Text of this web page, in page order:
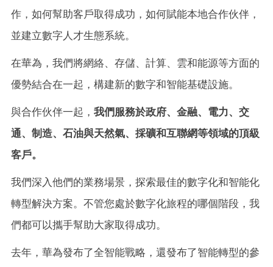
作，如何幫助客戶取得成功，如何賦能本地合作伙伴，
並建立數字人才生態系統。
在華為，我們將網絡、存儲、計算、雲和能源等方面的
優勢結合在一起，構建新的數字和智能基礎設施。
與合作伙伴一起， 我們服務於政府、金融、電力、交
通、制造、石油與天然氣、採礦和互聯網等領域的頂級
客戶。
我們深入他們的業務場景，探索最佳的數字化和智能化
轉型解決方案。不管您處於數字化旅程的哪個階段，我
們都可以攜手幫助大家取得成功。
去年，華為發布了全智能戰略，還發布了智能轉型的參